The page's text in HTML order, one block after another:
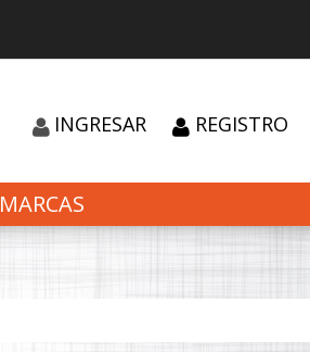
INGRESAR REGISTRO
MARCAS